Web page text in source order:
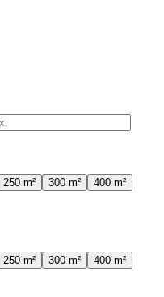
250 m² 300 m²
400 m²
250 m² 300 m²
400 m²